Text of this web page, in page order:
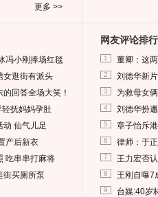
更多 >>
冯小刚捧场红毯
女逛街有派头
回答全场大笑！
抚妈妈孕肚
仙气儿足
产后新衣
吃串串打麻将
街买厕所泵
网友评论排行
1 董卿：这
2 刘德华新
3 为救母女
4 刘德华扮
5 章子怡斥
6 律师：于
7 王力宏否
8 王刚自曝7
9 台媒:40岁